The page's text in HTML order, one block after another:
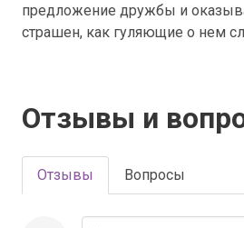
предложение дружбы и
страшен, как гуляющие о нем
Отзывы и
Отзывы Вопросы